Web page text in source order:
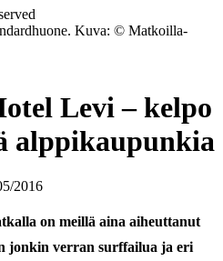
Levi – kelpo
alppikaupunkia
2016
on meillä aina aiheuttanut
jonkin verran surffailua ja eri